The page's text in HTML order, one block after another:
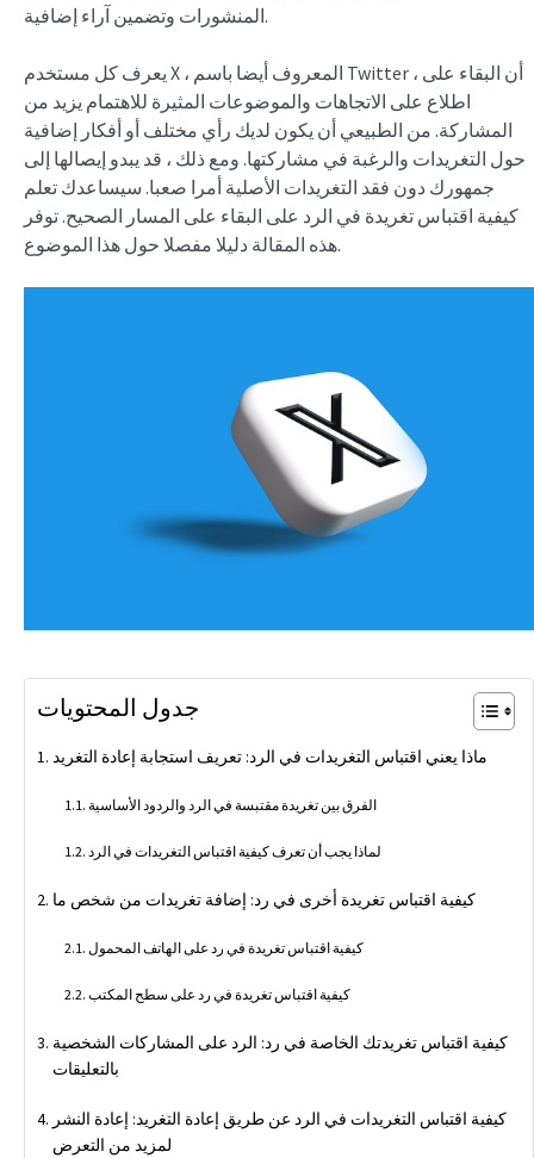
المنشورات وتضمين آراء إضافية.
يعرف كل مستخدم X ، المعروف أيضا باسم Twitter ، أن البقاء على
اطلاع على الاتجاهات والموضوعات المثيرة للاهتمام يزيد من
المشاركة. من الطبيعي أن يكون لديك رأي مختلف أو أفكار إضافية
حول التغريدات والرغبة في مشاركتها. ومع ذلك ، قد يبدو إيصالها إلى
جمهورك دون فقد التغريدات الأصلية أمرا صعبا. سيساعدك تعلم
كيفية اقتباس تغريدة في الرد على البقاء على المسار الصحيح. توفر
هذه المقالة دليلا مفصلا حول هذا الموضوع.
جدول المحتويات
ماذا يعني اقتباس التغريدات في الرد: تعريف استجابة إعادة التغريد
الفرق بين تغريدة مقتبسة في الرد والردود الأساسية
لماذا يجب أن تعرف كيفية اقتباس التغريدات في الرد
كيفية اقتباس تغريدة أخرى في رد: إضافة تغريدات من شخص ما
كيفية اقتباس تغريدة في رد على الهاتف المحمول
كيفية اقتباس تغريدة في رد على سطح المكتب
كيفية اقتباس تغريدتك الخاصة في رد: الرد على المشاركات الشخصية
بالتعليقات
كيفية اقتباس التغريدات في الرد عن طريق إعادة التغريد: إعادة النشر
لمزيد من التعرض